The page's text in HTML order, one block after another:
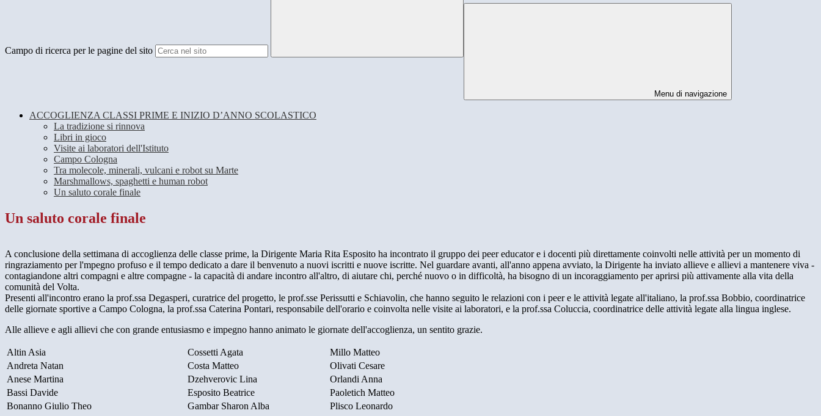
Campo di ricerca per le pagine del sito
Menu di navigazione
ACCOGLIENZA CLASSI PRIME E INIZIO D’ANNO SCOLASTICO
La tradizione si rinnova
Libri in gioco
Visite ai laboratori dell'Istituto
Campo Cologna
Tra molecole, minerali, vulcani e robot su Marte
Marshmallows, spaghetti e human robot
Un saluto corale finale
Un saluto corale finale
A conclusione della settimana di accoglienza delle classe prime, la Dirigente Maria Rita Esposito ha incontrato il gruppo dei peer educator e i docenti più direttamente coinvolti nelle attività per un momento di
ringraziamento per l'mpegno profuso e il tempo dedicato a dare il benvenuto a nuovi iscritti e nuove iscritte. Nel guardare avanti, all'anno appena avviato, la Dirigente ha inviato allieve e allievi a mantenere viva -
contagiandone altri compagni e altre compagne - la capacità di andare incontro all'altro, di aiutare chi, perché nuovo o in difficoltà, ha bisogno di un incoraggiamento per aprirsi più attivamente alla vita della
comunità del Volta.
Presenti all'incontro erano la prof.ssa Degasperi, curatrice del progetto, le prof.sse Perissutti e Schiavolin, che hanno seguito le relazioni con i peer e le attività legate all'italiano, la prof.ssa Bobbio, coordinatrice
delle giornate sportive a Campo Cologna, la prof.ssa Caterina Pontari, responsabile dell'orario e coinvolta nelle visite ai laboratori, e la prof.ssa Coluccia, coordinatrice delle attività legate alla lingua inglese.
Alle allieve e agli allievi che con grande entusiasmo e impegno hanno animato le giornate dell'accoglienza, un sentito grazie.
Altin Asia Cossetti Agata
Millo Matteo
Andreta Natan
Costa Matteo
Olivati Cesare
Anese Martina
Dzehverovic Lina
Orlandi Anna
Bassi Davide
Esposito Beatrice
Paoletich Matteo
Bonanno Giulio Theo
Gambar Sharon Alba
Plisco Leonardo